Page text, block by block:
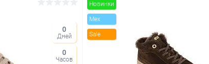
0
Дней
0
Часов
Новинки
Mex
Sale